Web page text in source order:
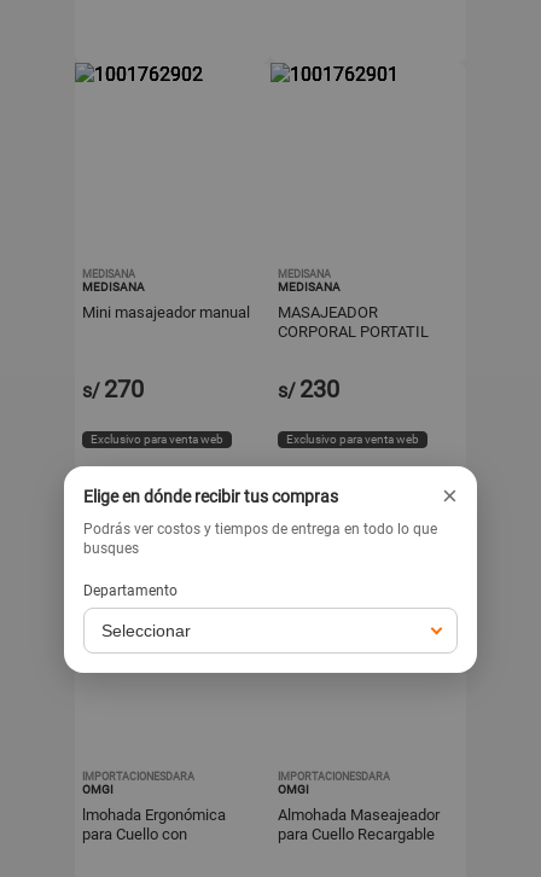
MEDISANA
MEDISANA
Mini masajeador manual
s/ 270
Exclusivo para venta web
MEDISANA
MEDISANA
MASAJEADOR
CORPORAL PORTATIL
s/ 230
Exclusivo para venta web
IMPORTACIONESDARA
OMGI
lmohada Ergonómica
para Cuello con
IMPORTACIONESDARA
OMGI
Almohada Maseajeador
para Cuello Recargable
Elige en dónde recibir tus compras ×
Podrás ver costos y tiempos de entrega en todo lo que
busques
Departamento